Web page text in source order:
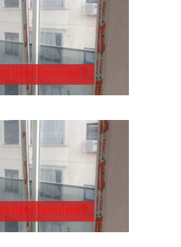
Nasıl Temizlenir?
Nasıl Temizlenir?